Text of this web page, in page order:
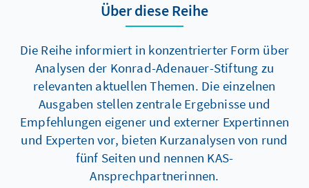
voranzutreiben und die Vereinten Nationen zu
stärken. Das liegt im unmittelbaren Interesse
Deutschlands als Mittelmacht und Europas in
einer immer stärker von Großmachtrivalitäten
dominierten Welt.
Über diese Reihe
Die Reihe informiert in konzentrierter Form über
Analysen der Konrad-Adenauer-Stiftung zu
relevanten aktuellen Themen. Die einzelnen
Ausgaben stellen zentrale Ergebnisse und
Empfehlungen eigener und externer Expertinnen
und Experten vor, bieten Kurzanalysen von rund
fünf Seiten und nennen KAS-
Ansprechpartnerinnen.